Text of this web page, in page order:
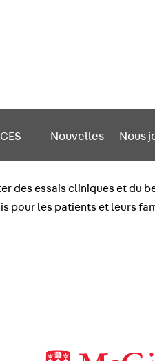
Nouvelles Nous
des essais cliniques et du
pour les patients et leurs